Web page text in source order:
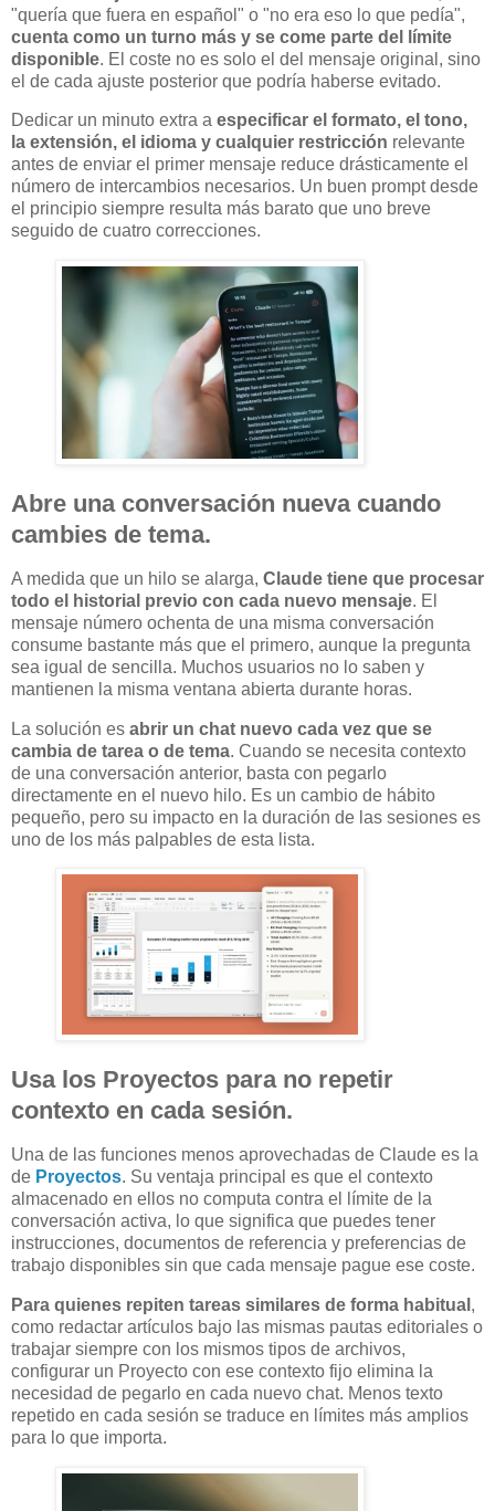
"quería que fuera en español" o "no era eso lo que pedía",
cuenta como un turno más y se come parte del límite
disponible. El coste no es solo el del mensaje original, sino
el de cada ajuste posterior que podría haberse evitado.
Dedicar un minuto extra a especificar el formato, el tono,
la extensión, el idioma y cualquier restricción relevante
antes de enviar el primer mensaje reduce drásticamente el
número de intercambios necesarios. Un buen prompt desde
el principio siempre resulta más barato que uno breve
seguido de cuatro correcciones.
Abre una conversación nueva cuando
cambies de tema.
A medida que un hilo se alarga, Claude tiene que procesar
todo el historial previo con cada nuevo mensaje. El
mensaje número ochenta de una misma conversación
consume bastante más que el primero, aunque la pregunta
sea igual de sencilla. Muchos usuarios no lo saben y
mantienen la misma ventana abierta durante horas.
La solución es abrir un chat nuevo cada vez que se
cambia de tarea o de tema. Cuando se necesita contexto
de una conversación anterior, basta con pegarlo
directamente en el nuevo hilo. Es un cambio de hábito
pequeño, pero su impacto en la duración de las sesiones es
uno de los más palpables de esta lista.
Usa los Proyectos para no repetir
contexto en cada sesión.
Una de las funciones menos aprovechadas de Claude es la
de Proyectos. Su ventaja principal es que el contexto
almacenado en ellos no computa contra el límite de la
conversación activa, lo que significa que puedes tener
instrucciones, documentos de referencia y preferencias de
trabajo disponibles sin que cada mensaje pague ese coste.
Para quienes repiten tareas similares de forma habitual ,
como redactar artículos bajo las mismas pautas editoriales o
trabajar siempre con los mismos tipos de archivos,
configurar un Proyecto con ese contexto fijo elimina la
necesidad de pegarlo en cada nuevo chat. Menos texto
repetido en cada sesión se traduce en límites más amplios
para lo que importa.